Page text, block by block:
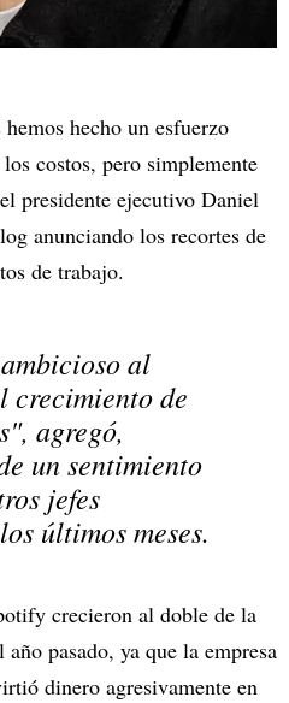
hecho un esfuerzo
costos, pero simplemente
presidente ejecutivo Daniel
anunciando los recortes de
de trabajo.
al
crecimiento de
agregó,
un sentimiento
jefes
últimos meses.
crecieron al doble de la
pasado, ya que la empresa
dinero agresivamente en